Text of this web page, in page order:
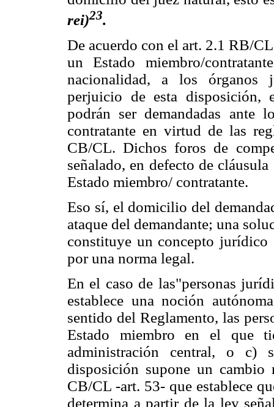
rei)23.
De acuerdo con el art. 2.1 RB/
un Estado miembro/
nacionalidad, a los órganos
perjuicio de esta disposición,
podrán ser demandadas ante
contratante en virtud de las
CB/CL. Dichos foros de
señalado, en defecto de
Estado miembro/ contratante.
Eso sí, el domicilio del
ataque del demandante; una
constituye un concepto
por una norma legal.
En el caso de las"personas
establece una noción
sentido del Reglamento, las
Estado miembro en el que
administración central, o c)
disposición supone un cambio
CB/CL -art. 53- que establece
determina a partir de la ley